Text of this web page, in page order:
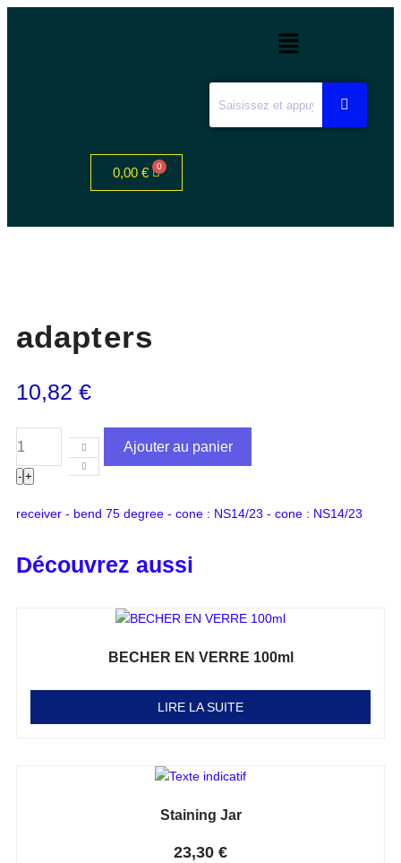
0,00 €
adapters
10,82 €
- +
Ajouter au panier
receiver - bend 75 degree - cone : NS14/23 - cone : NS14/23
Découvrez aussi
BECHER EN VERRE 100ml
LIRE LA SUITE
Staining Jar
23,30 €